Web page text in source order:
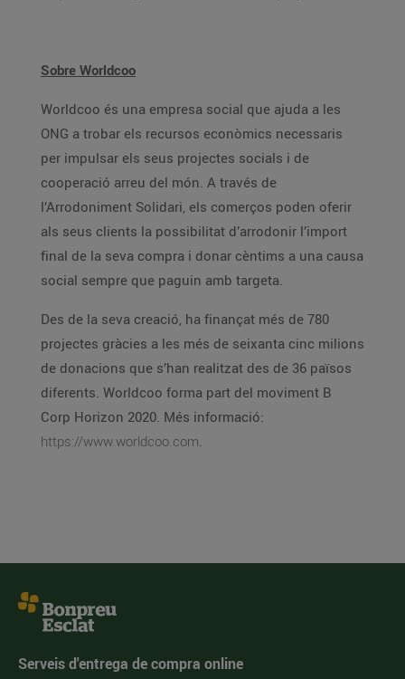
Sobre Worldcoo
Worldcoo és una empresa social que ajuda a les
ONG a trobar els recursos econòmics necessaris
per impulsar els seus projectes socials i de
cooperació arreu del món. A través de
l’Arrodoniment Solidari, els comerços poden oferir
als seus clients la possibilitat d’arrodonir l’import
final de la seva compra i donar cèntims a una causa
social sempre que paguin amb targeta.
Des de la seva creació, ha finançat més de 780
projectes gràcies a les més de seixanta cinc milions
de donacions que s’han realitzat des de 36 països
diferents. Worldcoo forma part del moviment B
Corp Horizon 2020. Més informació:
https://www.worldcoo.com.
Serveis d'entrega de compra online